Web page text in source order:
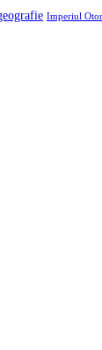
Imperiul